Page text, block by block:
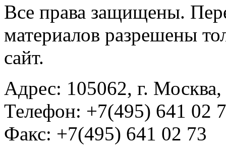
Все права защищены.
материалов разрешены
сайт.
Адрес: 105062, г.
Телефон: +7(495) 641 02
Факс: +7(495) 641 02 73